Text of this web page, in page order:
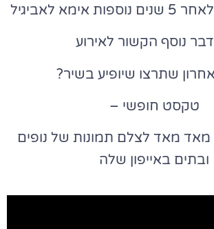
לאביגיל
נוסף הקשור לאירוע
שתרצו שיופיע בשיר?
טקסט חופשי –
מאד לצלם תמונות של נופים
ובתים באייפון שלה